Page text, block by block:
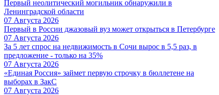
Первый неолитический могильник обнаружили в
Ленинградской области
07 Августа 2026
Первый в России джазовый вуз может открыться в Петербурге
07 Августа 2026
За 5 лет спрос на недвижимость в Сочи вырос в 5,5 раз, в
предложение - только на 35%
07 Августа 2026
«Единая Россия» займет первую строчку в бюллетене на
выборах в ЗакС
07 Августа 2026